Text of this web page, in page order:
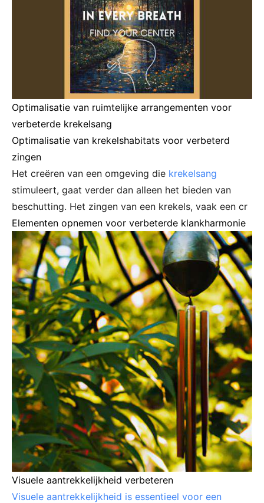
Optimalisatie van ruimtelijke arrangementen voor
verbeterde krekelsang
Optimalisatie van krekelshabitats voor verbeterd
zingen
Het creëren van een omgeving die krekelsang
stimuleert, gaat verder dan alleen het bieden van
beschutting. Het zingen van een krekels, vaak een cr
Elementen opnemen voor verbeterde klankharmonie
Visuele aantrekkelijkheid verbeteren
Visuele aantrekkelijkheid is essentieel voor een